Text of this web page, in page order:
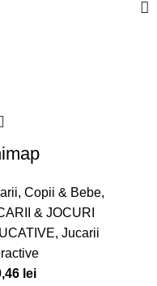
Copii & Bebe,
& JOCURI
, Jucarii
lei